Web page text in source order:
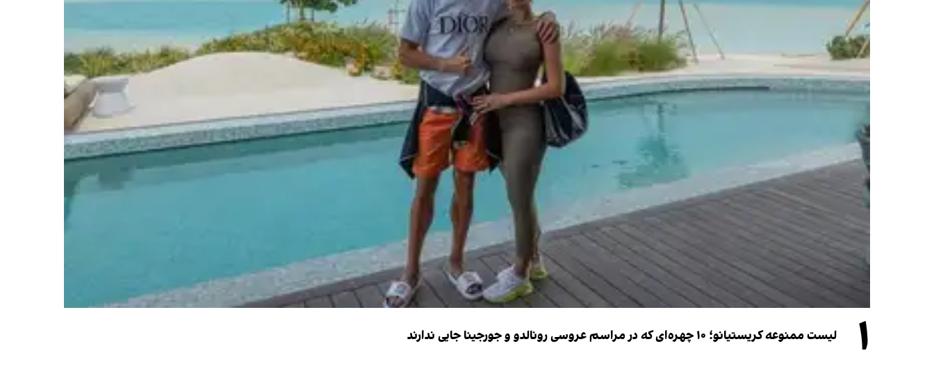
۱ لیست ممنوعه کریستیانو؛ ۱۰ چهره‌ای که در مراسم عروسی رونالدو و جورجینا جایی ندارند